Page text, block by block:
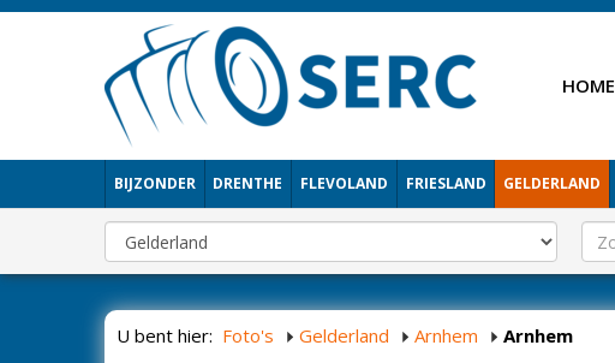
HOME
BIJZONDER DRENTHE FLEVOLAND FRIESLAND GELDERLAND
U bent hier: Foto's Gelderland Arnhem Arnhem